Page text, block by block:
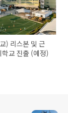
) 리스본 및 근
교 진출 (예정)